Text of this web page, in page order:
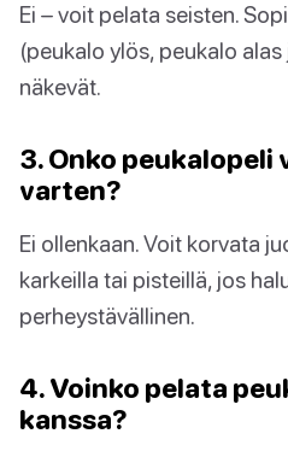
Ei – voit pelata seisten.
(peukalo ylös, peukalo alas
näkevät.
3. Onko peukalopeli
varten?
Ei ollenkaan. Voit korvata
karkeilla tai pisteillä, jos
perheystävällinen.
4. Voinko pelata
kanssa?